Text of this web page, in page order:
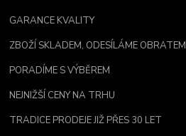
GARANCE KVALITY
ZBOŽÍ SKLADEM, ODESÍLÁME OBRATEM
PORADÍME S VÝBĚREM
NEJNIŽŠÍ CENY NA TRHU
TRADICE PRODEJE JIŽ PŘES 30 LET